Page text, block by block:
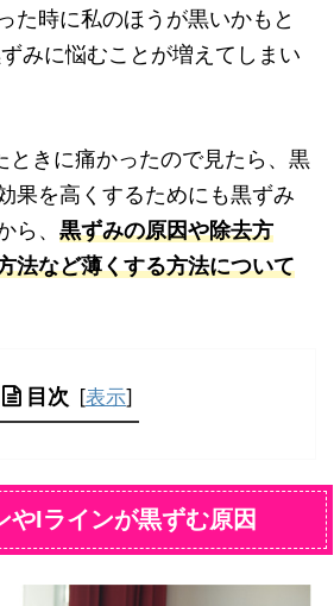
た時に私のほうが黒いかもと
みに悩むことが増えてしまい
ときに痛かったので見たら、黒
果を高くするためにも黒ずみ
ら、 黒ずみの原因や除去方
法など薄くする方法について
目次 [表示]
やIラインが黒ずむ原因